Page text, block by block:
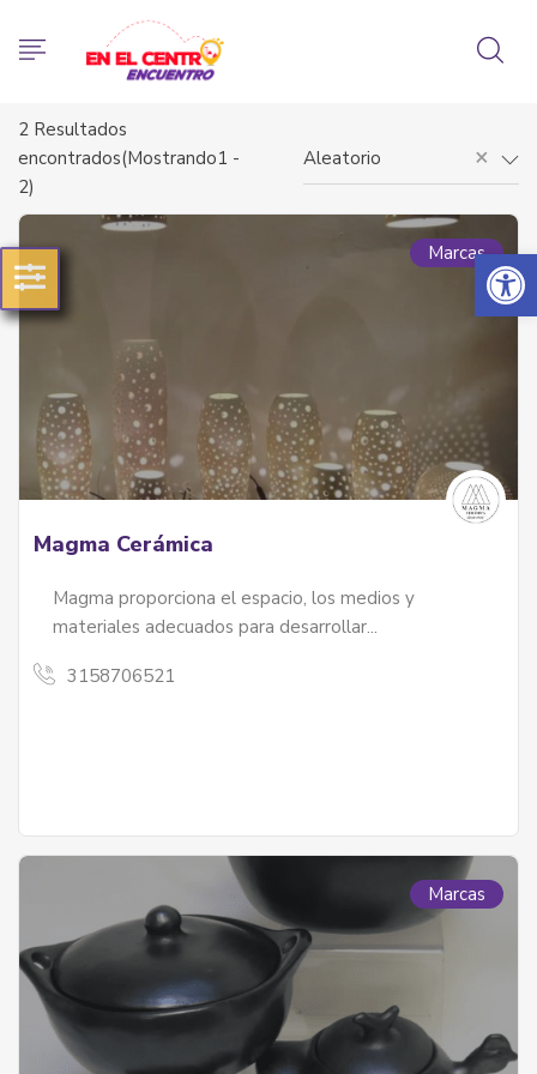
Abrir
2 Resultados
encontrados(Mostrando1 -
2)
×
Aleatorio
Marcas
Magma Cerámica
Magma proporciona el espacio, los medios y
materiales adecuados para desarrollar...
3158706521
Marcas